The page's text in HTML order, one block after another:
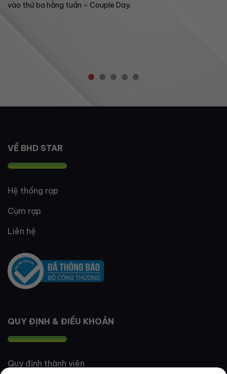
vào thứ ba hằng tuần – Couple Day.
VỀ BHD STAR
Hệ thống rạp
Cụm rạp
Liên hệ
QUY ĐỊNH & ĐIỀU KHOẢN
Quy định thành viên